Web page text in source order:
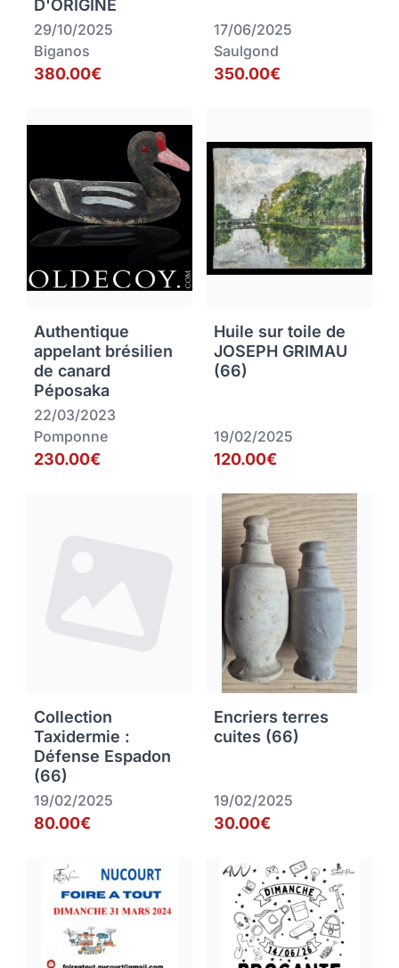
D'ORIGINE
29/10/2025
Biganos
380.00€
17/06/2025
Saulgond
350.00€
Authentique
appelant brésilien
de canard
Péposaka
22/03/2023
Pomponne
230.00€
Huile sur toile de
JOSEPH GRIMAU
(66)
19/02/2025
120.00€
Collection
Taxidermie :
Défense Espadon
(66)
19/02/2025
80.00€
Encriers terres
cuites (66)
19/02/2025
30.00€